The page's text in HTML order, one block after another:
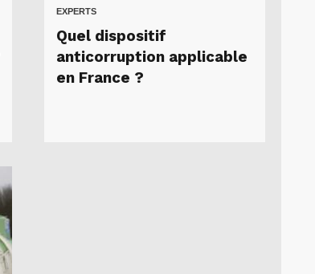
EXPERTS
Quel dispositif
anticorruption applicable
en France ?